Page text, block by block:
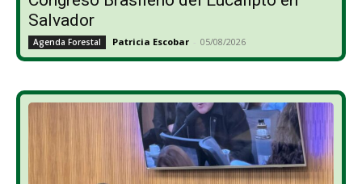
Salvador
Agenda Forestal Patricia Escobar - 05/08/2026